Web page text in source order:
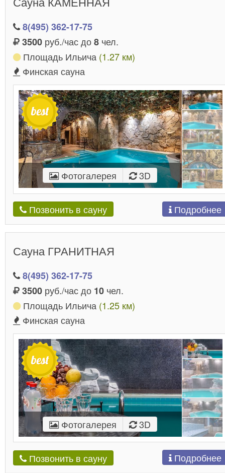
8(495) 362-17-75
3500 руб./час до8 чел.
Площадь Ильича (1.27 км)
Финская сауна
Фотогалерея 3D
Позвонить в сауну Подробнее
Сауна ГРАНИТНАЯ
8(495) 362-17-75
3500 руб./час до 10 чел.
Площадь Ильича (1.25 км)
Финская сауна
Фотогалерея 3D
Позвонить в сауну Подробнее